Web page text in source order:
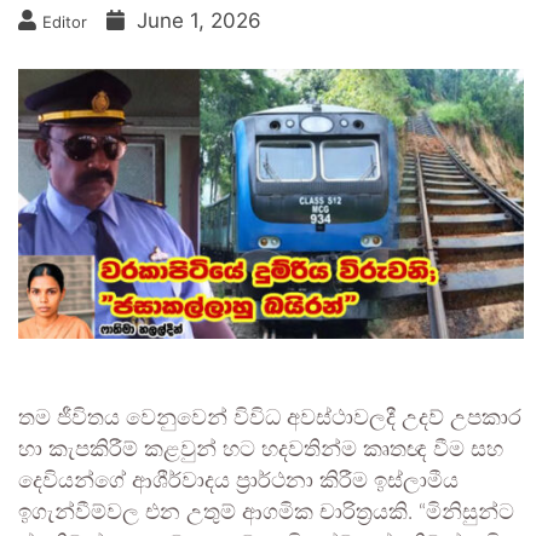
Editor June 1, 2026
තම ජීවිතය වෙනුවෙන් විවිධ අවස්ථාවලදී උදව් උපකාර
හා කැපකිරීම් කළවුන් හට හදවතින්ම කෘතඥ වීම සහ
දෙවියන්ගේ ආශීර්වාදය ප්‍රාර්ථනා කිරීම ඉස්ලාමීය
ඉගැන්වීම්වල එන උතුම් ආගමික චාරිත්‍රයකි. “මිනිසුන්ට